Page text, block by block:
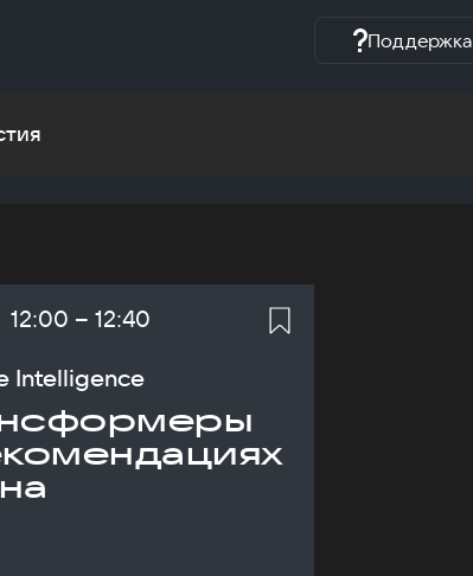
Поддержка
Начало:
12:00 – Конец:
12:40
Intelligence